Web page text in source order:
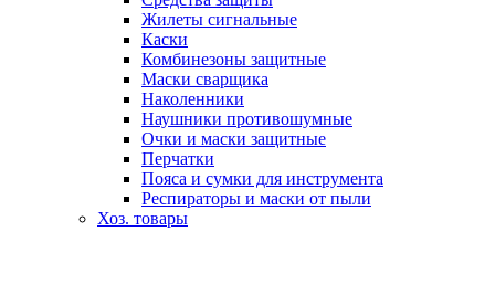
Жилеты сигнальные
Каски
Комбинезоны защитные
Маски сварщика
Наколенники
Наушники противошумные
Очки и маски защитные
Перчатки
Пояса и сумки для инструмента
Респираторы и маски от пыли
Хоз. товары